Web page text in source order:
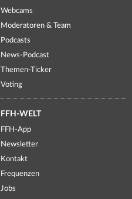
Webcams
Moderatoren & Team
Podcasts
News-Podcast
Themen-Ticker
Voting
FFH-WELT
FFH-App
Newsletter
Kontakt
Frequenzen
Jobs